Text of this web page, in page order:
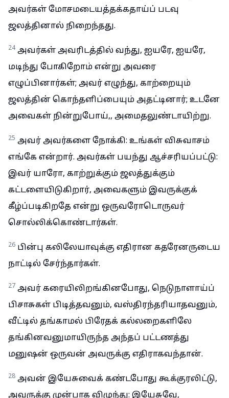
அவர்கள் மோசமடையத்தக்கதாய்ப் படவு
ஜலத்தினால் நிறைந்தது.
24 அவர்கள் அவரிடத்தில் வந்து, ஐயரே, ஐயரே,
மடிந்து போகிறோம் என்று அவரை
எழுப்பினார்கள்; அவர் எழுந்து, காற்றையும்
ஜலத்தின் கொந்தளிப்பையும் அதட்டினார்; உடனே
அவைகள் நின்றுபோய்,, அமைதலுண்டாயிற்று.
25 அவர் அவர்களை நோக்கி: உங்கள் விசுவாசம்
எங்கே என்றார். அவர்கள் பயந்து ஆச்சரியப்பட்டு:
இவர் யாரோ, காற்றுக்கும் ஜலத்துக்கும்
கட்டளையிடுகிறார், அவைகளும் இவருக்குக்
கீழ்ப்படிகிறதே என்று ஒருவரோடொருவர்
சொல்லிக்கொண்டார்கள்.
26 பின்பு கலிலேயாவுக்கு எதிரான கதரேனருடைய
நாட்டில் சேர்ந்தார்கள்.
27 அவர் கரையிலிறங்கினபோது, நெடுநாளாய்ப்
பிசாசுகள் பிடித்தவனும், வஸ்திரந்தரியாதவனும்,
வீட்டில் தங்காமல் பிரேதக் கல்லறைகளிலே
தங்கினவனுமாயிருந்த அந்தப் பட்டணத்து
மனுஷன் ஒருவன் அவருக்கு எதிராகவந்தான்.
28 அவன் இயேசுவைக் கண்டபோது கூக்குரலிட்டு,
அவருக்கு முன்பாக விழுந்து: இயேசுவே,